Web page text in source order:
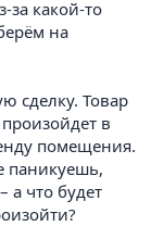
какой-то
на
сделку. Товар
в
помещения.
паникуешь,
а что будет